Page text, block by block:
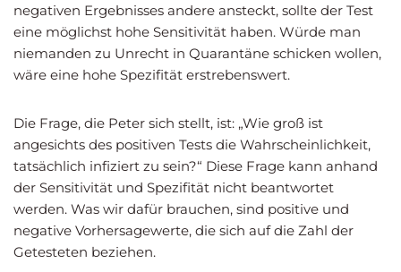
negativen Ergebnisses andere ansteckt, sollte der Test
eine möglichst hohe Sensitivität haben. Würde man
niemanden zu Unrecht in Quarantäne schicken wollen,
wäre eine hohe Spezifität erstrebenswert.
Die Frage, die Peter sich stellt, ist: „Wie groß ist
angesichts des positiven Tests die Wahrscheinlichkeit,
tatsächlich infiziert zu sein?“ Diese Frage kann anhand
der Sensitivität und Spezifität nicht beantwortet
werden. Was wir dafür brauchen, sind positive und
negative Vorhersagewerte, die sich auf die Zahl der
Getesteten beziehen.